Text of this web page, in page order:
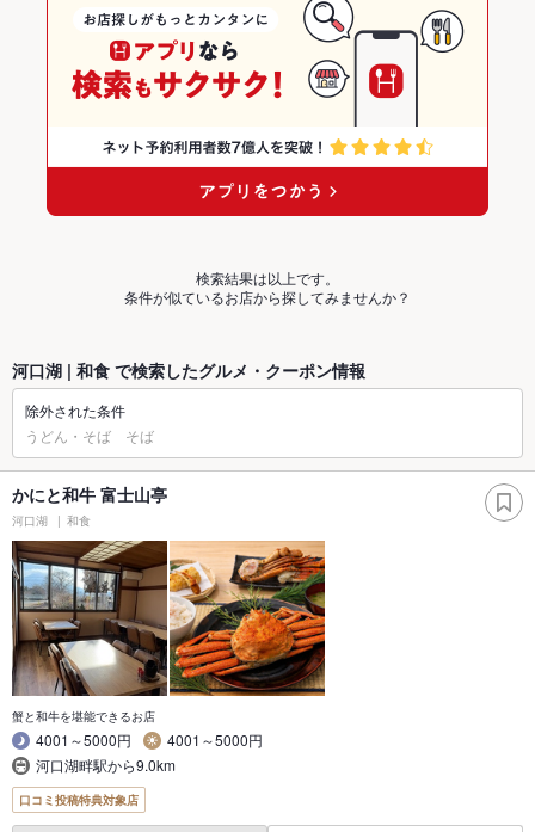
検索結果は以上です。
条件が似ているお店から探してみませんか？
河口湖 | 和食 で検索したグルメ・クーポン情報
除外された条件
うどん・そば そば
かにと和牛 富士山亭
河口湖 和食
蟹と和牛を堪能できるお店
4001～5000円
4001～5000円
河口湖畔駅から9.0km
口コミ投稿特典対象店